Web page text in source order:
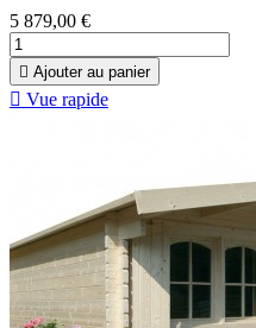
5 879,00 €
 Ajouter au panier
 Vue rapide